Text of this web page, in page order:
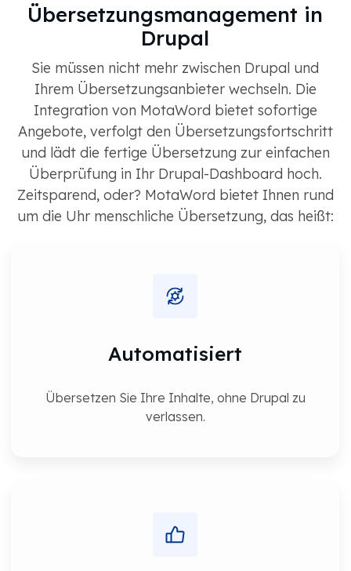
Übersetzungsmanagement in
Drupal
Sie müssen nicht mehr zwischen Drupal und
Ihrem Übersetzungsanbieter wechseln. Die
Integration von MotaWord bietet sofortige
Angebote, verfolgt den Übersetzungsfortschritt
und lädt die fertige Übersetzung zur einfachen
Überprüfung in Ihr Drupal-Dashboard hoch.
Zeitsparend, oder? MotaWord bietet Ihnen rund
um die Uhr menschliche Übersetzung, das heißt:
Automatisiert
Übersetzen Sie Ihre Inhalte, ohne Drupal zu
verlassen.